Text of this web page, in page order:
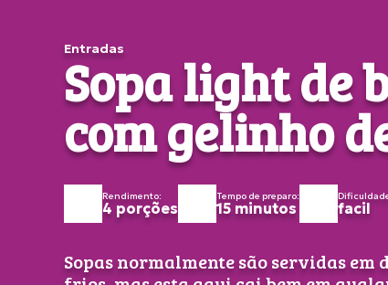
Entradas
Sopa light de
com gelinho
Rendimento:
4 porções
Tempo de preparo:
15 minutos facil
Sopas normalmente são servidas em